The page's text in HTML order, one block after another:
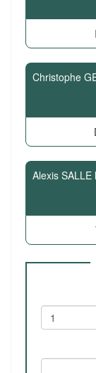
Christophe
Alexis SALLE